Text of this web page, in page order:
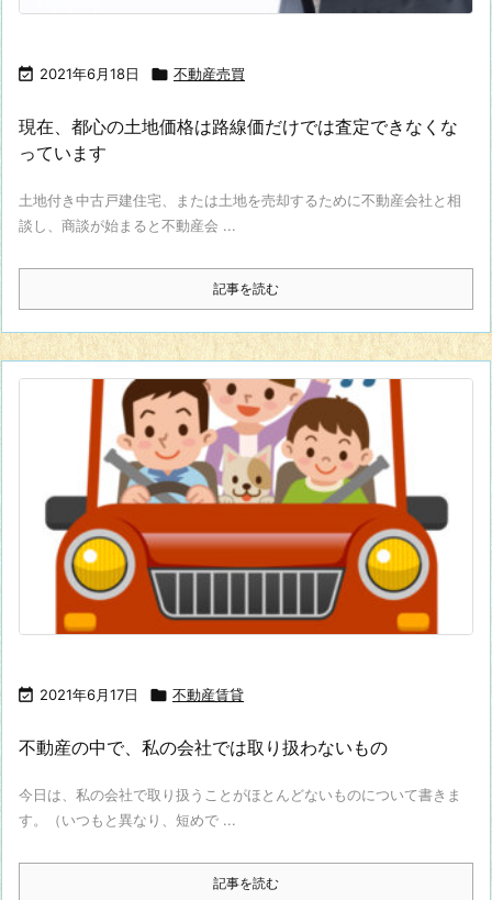
 2021年6月18日  不動産売買
現在、都心の土地価格は路線価だけでは査定できなくな
っています
土地付き中古戸建住宅、または土地を売却するために不動産会社と相
談し、商談が始まると不動産会 ...
記事を読む
 2021年6月17日  不動産賃貸
不動産の中で、私の会社では取り扱わないもの
今日は、私の会社で取り扱うことがほとんどないものについて書きま
す。（いつもと異なり、短めで ...
記事を読む